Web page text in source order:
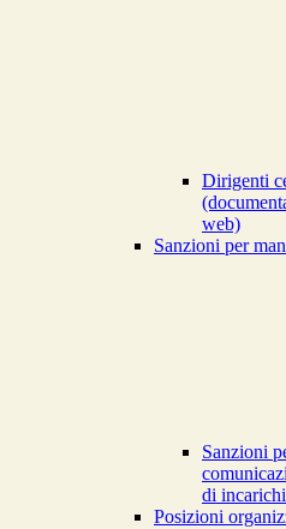
Dirigenti
web)
Sanzioni per
Sanzioni
di
Posizioni